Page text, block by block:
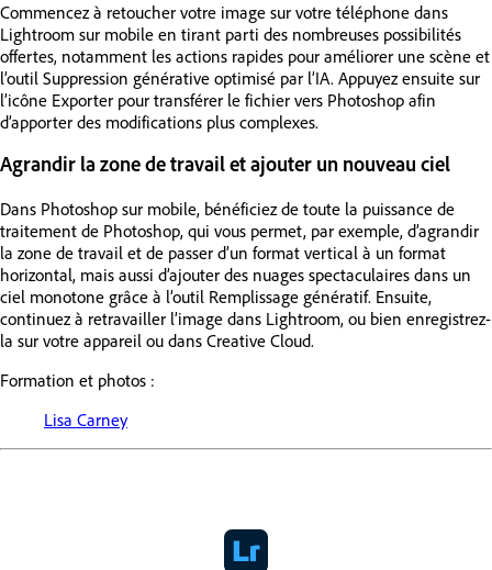
Commencez à retoucher votre image sur votre téléphone dans
Lightroom sur mobile en tirant parti des nombreuses possibilités
offertes, notamment les actions rapides pour améliorer une scène et
l’outil Suppression générative optimisé par l’IA. Appuyez ensuite sur
l’icône Exporter pour transférer le fichier vers Photoshop afin
d’apporter des modifications plus complexes.
Agrandir la zone de travail et ajouter un nouveau ciel
Dans Photoshop sur mobile, bénéficiez de toute la puissance de
traitement de Photoshop, qui vous permet, par exemple, d’agrandir
la zone de travail et de passer d’un format vertical à un format
horizontal, mais aussi d’ajouter des nuages spectaculaires dans un
ciel monotone grâce à l’outil Remplissage génératif. Ensuite,
continuez à retravailler l’image dans Lightroom, ou bien enregistrez-
la sur votre appareil ou dans Creative Cloud.
Formation et photos :
Lisa Carney